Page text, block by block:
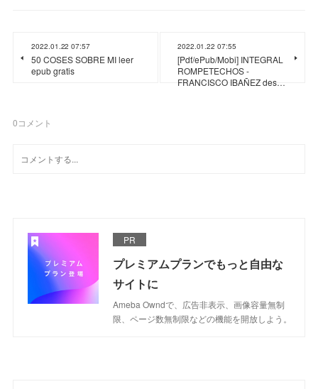
2022.01.22 07:57
50 COSES SOBRE MI leer
epub gratis
2022.01.22 07:55
[Pdf/ePub/Mobi] INTEGRAL
ROMPETECHOS -
FRANCISCO IBAÑEZ des…
0コメント
PR
プレミアムプランでもっと自由な
サイトに
Ameba Owndで、広告非表示、画像容量無制
限、ページ数無制限などの機能を開放しよう。